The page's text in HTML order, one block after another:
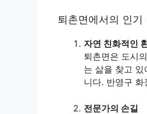
퇴촌면에서의 인기
자연 친화적인
퇴촌면은 도시
는 삶을 찾고
니다. 반영구
전문가의 손길